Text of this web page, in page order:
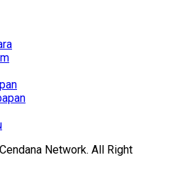
Network. All Right